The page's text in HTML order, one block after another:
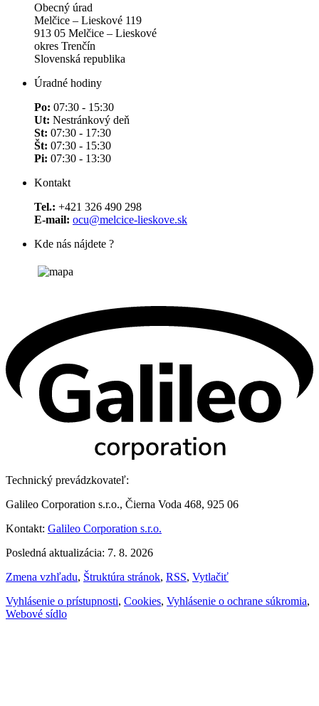
Obecný úrad
Melčice – Lieskové 119
913 05 Melčice – Lieskové
okres Trenčín
Slovenská republika
Úradné hodiny
Po: 07:30 - 15:30
Ut: Nestránkový deň
St: 07:30 - 17:30
Št: 07:30 - 15:30
Pi: 07:30 - 13:30
Kontakt
Tel.: +421 326 490 298
E-mail: ocu@melcice-lieskove.sk
Kde nás nájdete ?
Technický prevádzkovateľ:
Galileo Corporation s.r.o., Čierna Voda 468, 925 06
Kontakt: Galileo Corporation s.r.o.
Posledná aktualizácia: 7. 8. 2026
Zmena vzhľadu, Štruktúra stránok, RSS, Vytlačiť
Vyhlásenie o prístupnosti, Cookies, Vyhlásenie o ochrane súkromia,
Webové sídlo